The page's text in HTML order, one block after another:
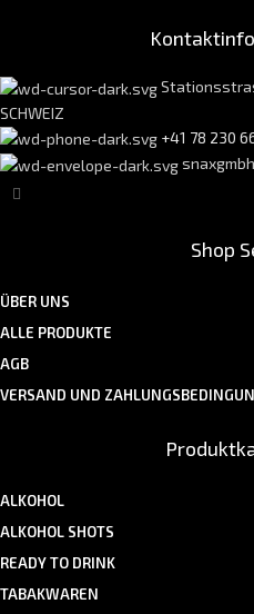
SCHWEIZ
+41 78 230
Shop
ÜBER UNS
ALLE PRODUKTE
AGB
VERSAND UND
ALKOHOL
ALKOHOL SHOTS
READY TO DRINK
TABAKWAREN